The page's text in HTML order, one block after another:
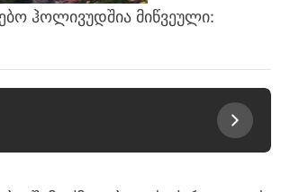
ჰოლივუდშია მიწვეული: